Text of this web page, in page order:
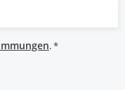
.*